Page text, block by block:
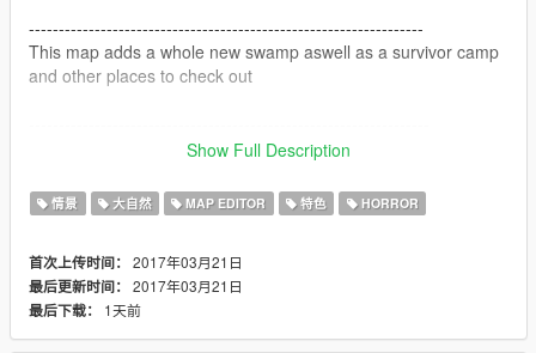
------------------------------------------------------------------
This map adds a whole new swamp aswell as a survivor camp
and other places to check out
1. Download Map Editor ( https://sv.gta5-
2. (optional but highly recomend) Download Menyoo (
https://sv.gta5-mods.com/scripts/menyoo-pc-sp )
Show Full Description
情景 大自然 MAP EDITOR 特色 HORROR
首次上传时间： 2017年03月21日
最后更新时间： 2017年03月21日
最后下载：
1天前